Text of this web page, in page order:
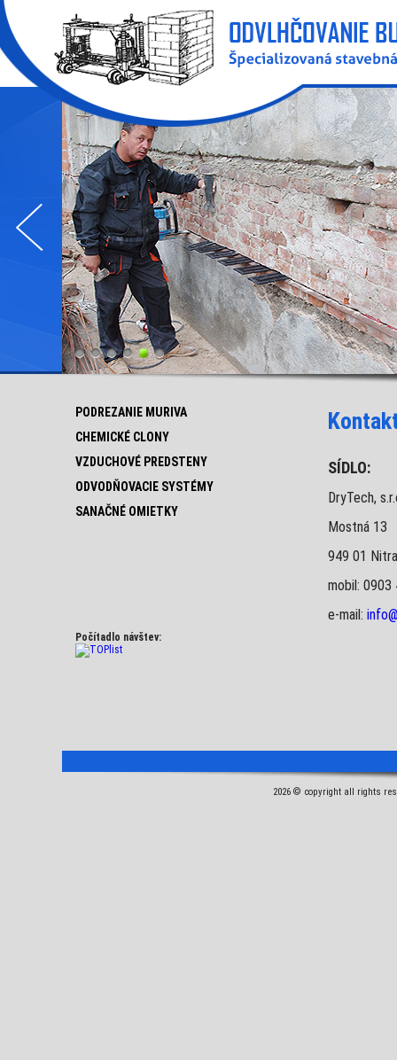
1 2 3 4 5 6
PODREZANIE MURIVA
CHEMICKÉ CLONY
VZDUCHOVÉ PREDSTENY
ODVODŇOVACIE SYSTÉMY
SANAČNÉ OMIETKY
Počítadlo návštev:
SÍDLO:
DryTech,
Mostná 13
949 01 Nitra
mobil:
e-mail:
2026 © copyright all rights